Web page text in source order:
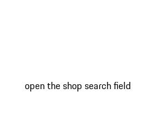
open the shop search field